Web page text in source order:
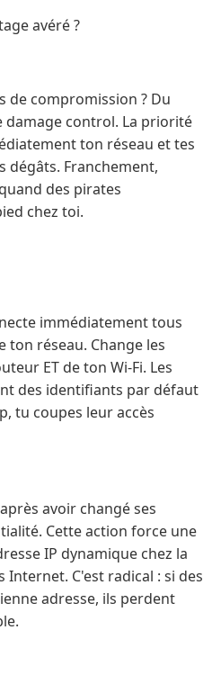
avéré ?
de compromission ? Du
damage control. La priorité
ton réseau et tes
dégâts. Franchement,
des pirates
chez toi.
immédiatement tous
ton réseau. Change les
ET de ton Wi-Fi. Les
des identifiants par défaut
tu coupes leur accès
avoir changé ses
Cette action force une
IP dynamique chez la
C'est radical : si des
adresse, ils perdent